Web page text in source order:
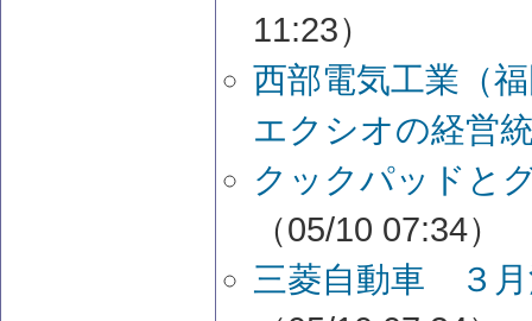
11:23）
西部電気工業（
エクシオの経営
クックパッドと
（05/10 07:34）
三菱自動車 ３